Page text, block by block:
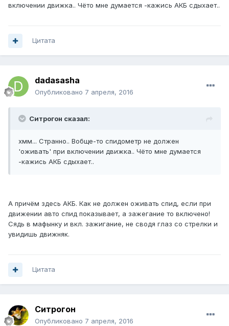
включении движка.. Чёто мне думается -кажись АКБ сдыхает..
Цитата
dadasasha
Опубликовано 7 апреля, 2016
Ситрогон сказал:
хмм... Странно.. Вобще-то спидометр не должен
'оживать' при включении движка.. Чёто мне думается
-кажись АКБ сдыхает..
А причём здесь АКБ. Как не должен оживать спид, если при
движении авто спид показывает, а зажегание то включено!
Сядь в мафынку и вкл. зажигание, не сводя глаз со стрелки и
увидишь движняк.
Цитата
Ситрогон
Опубликовано 7 апреля, 2016